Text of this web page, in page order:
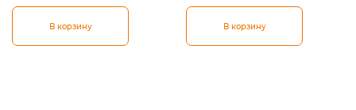
В корзину В корзину